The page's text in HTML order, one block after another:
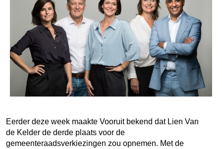
Eerder deze week maakte Vooruit bekend dat Lien Van
de Kelder de derde plaats voor de
gemeenteraadsverkiezingen zou opnemen. Met de